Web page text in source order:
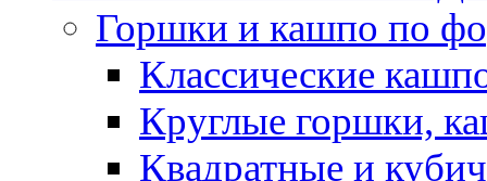
Горшки и кашпо по
Классические
Круглые горшки,
Квадратные и